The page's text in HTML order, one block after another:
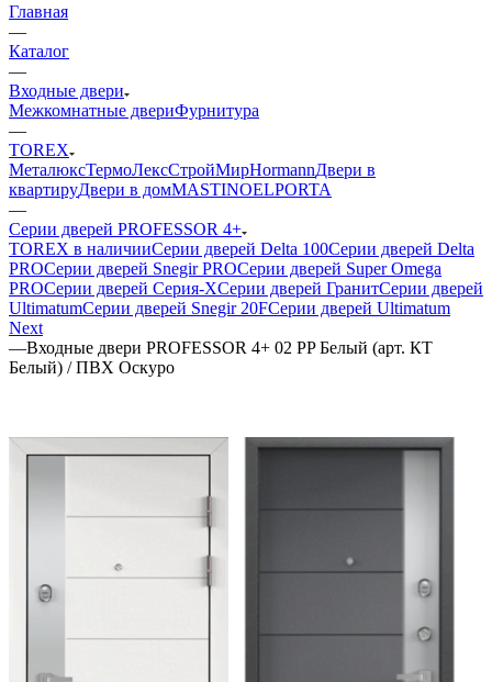
Главная
—
Каталог
—
Входные двери
Межкомнатные двериФурнитура
—
TOREX
МеталюксТермоЛексСтройМирHormannДвери в
квартируДвери в домMASTINOELPORTA
—
Серии дверей PROFESSOR 4+
TOREX в наличииСерии дверей Delta 100Серии дверей Delta
PROСерии дверей Snegir PROСерии дверей Super Omega
PROСерии дверей Серия-XСерии дверей ГранитСерии дверей
UltimatumСерии дверей Snegir 20FСерии дверей Ultimatum
Next
—Входные двери PROFESSOR 4+ 02 PP Белый (арт. КТ
Белый) / ПВХ Оскуро